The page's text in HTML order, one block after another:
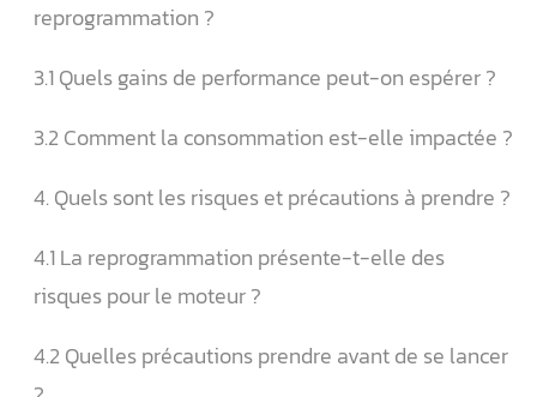
reprogrammation ?
3.1 Quels gains de performance peut-on espérer ?
3.2 Comment la consommation est-elle impactée ?
4. Quels sont les risques et précautions à prendre ?
4.1 La reprogrammation présente-t-elle des
risques pour le moteur ?
4.2 Quelles précautions prendre avant de se lancer